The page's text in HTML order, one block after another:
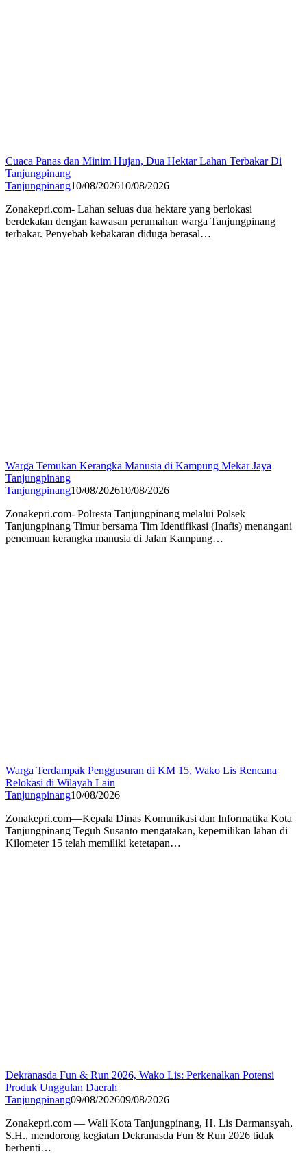
Cuaca Panas dan Minim Hujan, Dua Hektar Lahan Terbakar Di
Tanjungpinang
Tanjungpinang10/08/202610/08/2026
Zonakepri.com- ‎Lahan seluas dua hektare yang berlokasi
berdekatan dengan kawasan perumahan warga Tanjungpinang
terbakar. Penyebab kebakaran diduga berasal…
Warga Temukan Kerangka Manusia di Kampung Mekar Jaya
Tanjungpinang
Tanjungpinang10/08/202610/08/2026
Zonakepri.com- Polresta Tanjungpinang melalui Polsek
Tanjungpinang Timur bersama Tim Identifikasi (Inafis) menangani
penemuan kerangka manusia di Jalan Kampung…
Warga Terdampak Penggusuran di KM 15, Wako Lis Rencana
Relokasi di Wilayah Lain
Tanjungpinang10/08/2026
Zonakepri.com—Kepala Dinas Komunikasi dan Informatika Kota
Tanjungpinang Teguh Susanto mengatakan, kepemilikan lahan di
Kilometer 15 telah memiliki ketetapan…
Dekranasda Fun & Run 2026, Wako Lis: Perkenalkan Potensi
Produk Unggulan Daerah
Tanjungpinang09/08/202609/08/2026
Zonakepri.com — Wali Kota Tanjungpinang, H. Lis Darmansyah,
S.H., mendorong kegiatan Dekranasda Fun & Run 2026 tidak
berhenti…